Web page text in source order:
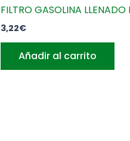
FILTRO GASOLINA
3,22€
Añadir al carrito